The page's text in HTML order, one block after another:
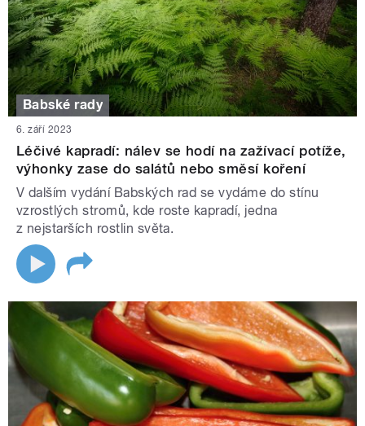
Babské rady
6. září 2023
Léčivé kapradí: nálev se hodí na zažívací potíže,
výhonky zase do salátů nebo směsí koření
V dalším vydání Babských rad se vydáme do stínu
vzrostlých stromů, kde roste kapradí, jedna
z nejstarších rostlin světa.